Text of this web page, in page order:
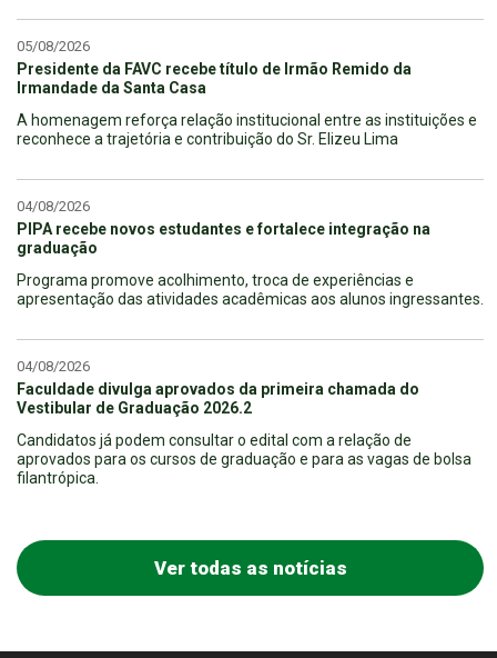
05/08/2026
Presidente da FAVC recebe título de Irmão Remido da
Irmandade da Santa Casa
A homenagem reforça relação institucional entre as instituições e
reconhece a trajetória e contribuição do Sr. Elizeu Lima
04/08/2026
PIPA recebe novos estudantes e fortalece integração na
graduação
Programa promove acolhimento, troca de experiências e
apresentação das atividades acadêmicas aos alunos ingressantes.
04/08/2026
Faculdade divulga aprovados da primeira chamada do
Vestibular de Graduação 2026.2
Candidatos já podem consultar o edital com a relação de
aprovados para os cursos de graduação e para as vagas de bolsa
filantrópica.
Ver todas as notícias